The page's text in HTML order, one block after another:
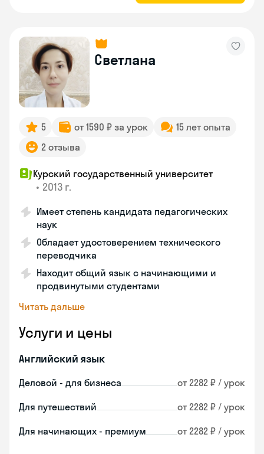
Светлана
5 от 1590 ₽ за урок
15 лет опыта
2 отзыва
Курский государственный университет
• 2013 г.
Имеет степень кандидата педагогических
наук
Обладает удостоверением технического
переводчика
Находит общий язык с начинающими и
продвинутыми студентами
Читать дальше
Услуги и цены
Английский язык
Деловой - для бизнеса от 2282 ₽ / урок
Для путешествий от 2282 ₽ / урок
Для начинающих - премиум от 2282 ₽ / урок